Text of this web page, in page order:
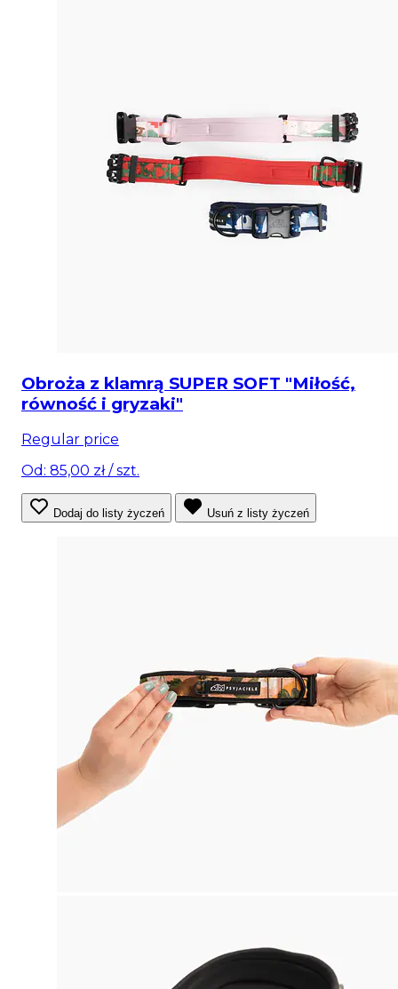
Obroża z klamrą SUPER SOFT "Miłość,
równość i gryzaki"
Regular price
Od: 85,00 zł/ szt.
Dodaj do listy życzeń Usuń z listy życzeń